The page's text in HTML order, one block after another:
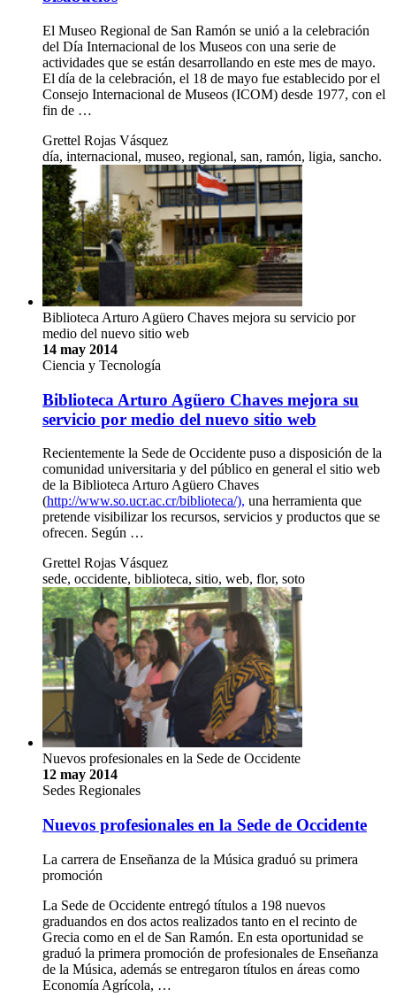
El Museo Regional de San Ramón se unió a la celebración
del Día Internacional de los Museos con una serie de
actividades que se están desarrollando en este mes de mayo.
El día de la celebración, el 18 de mayo fue establecido por el
Consejo Internacional de Museos (ICOM) desde 1977, con el
fin de …
Grettel Rojas Vásquez
día, internacional, museo, regional, san, ramón, ligia, sancho.
Biblioteca Arturo Agüero Chaves mejora su servicio por
medio del nuevo sitio web
14 may 2014
Ciencia y Tecnología
Biblioteca Arturo Agüero Chaves mejora su
servicio por medio del nuevo sitio web
Recientemente la Sede de Occidente puso a disposición de la
comunidad universitaria y del público en general el sitio web
de la Biblioteca Arturo Agüero Chaves
(http://www.so.ucr.ac.cr/biblioteca/), una herramienta que
pretende visibilizar los recursos, servicios y productos que se
ofrecen. Según …
Grettel Rojas Vásquez
sede, occidente, biblioteca, sitio, web, flor, soto
Nuevos profesionales en la Sede de Occidente
12 may 2014
Sedes Regionales
Nuevos profesionales en la Sede de Occidente
La carrera de Enseñanza de la Música graduó su primera
promoción
La Sede de Occidente entregó títulos a 198 nuevos
graduandos en dos actos realizados tanto en el recinto de
Grecia como en el de San Ramón. En esta oportunidad se
graduó la primera promoción de profesionales de Enseñanza
de la Música, además se entregaron títulos en áreas como
Economía Agrícola, …